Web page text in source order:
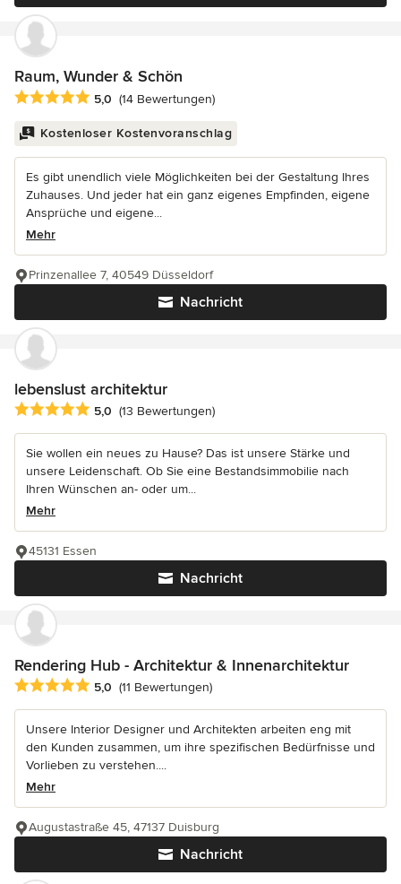
Raum, Wunder & Schön
Durchschnittliche Bewertung: 5 von 5 Sternen
5,0 (14 Bewertungen)
Kostenloser Kostenvoranschlag
Es gibt unendlich viele Möglichkeiten bei der Gestaltung Ihres
Zuhauses. Und jeder hat ein ganz eigenes Empfinden, eigene
Ansprüche und eigene...
Mehr
Nachricht
Prinzenallee 7, 40549 Düsseldorf
lebenslust architektur
Durchschnittliche Bewertung: 5 von 5 Sternen
5,0 (13 Bewertungen)
Sie wollen ein neues zu Hause? Das ist unsere Stärke und
unsere Leidenschaft. Ob Sie eine Bestandsimmobilie nach
Ihren Wünschen an- oder um...
Mehr
Nachricht
45131 Essen
Rendering Hub - Architektur & Innenarchitektur
Durchschnittliche Bewertung: 5 von 5 Sternen
5,0 (11 Bewertungen)
Unsere Interior Designer und Architekten arbeiten eng mit
den Kunden zusammen, um ihre spezifischen Bedürfnisse und
Vorlieben zu verstehen....
Mehr
Nachricht
Augustastraße 45, 47137 Duisburg